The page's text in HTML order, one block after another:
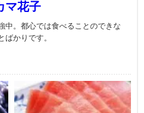
マ花子
中。都心では食べることのできな
ばかりです。